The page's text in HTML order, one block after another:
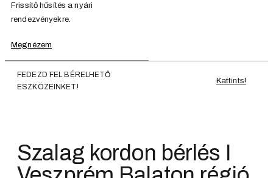
Frissítő hűsítés a nyári
rendezvényekre.
Megnézem
FEDEZD FEL BÉRELHETŐ
ESZKÖZEINKET!
Kattints!
Szalag kordon bérlés I